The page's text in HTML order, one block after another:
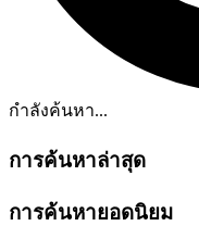
กำลังค้นหา...
การค้นหาล่าสุด
การค้นหายอดนิยม